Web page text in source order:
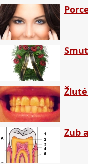
Zub